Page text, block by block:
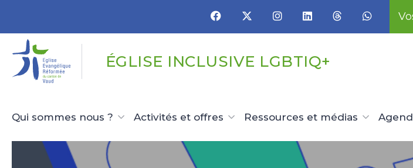
ÉGLISE INCLUSIVE LGBTIQ+
Qui sommes nous ? Activités et offres Ressources et médias